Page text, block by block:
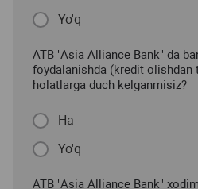
Yo'q
ATB "Asia Alliance Bank" da
foydalanishda (kredit olishdan
holatlarga duch kelganmisiz?
Ha
Yo'q
ATB "Asia Alliance Bank"